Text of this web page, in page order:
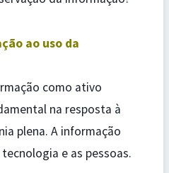
ao uso da
como ativo
na resposta à
plena. A informação
e as pessoas.